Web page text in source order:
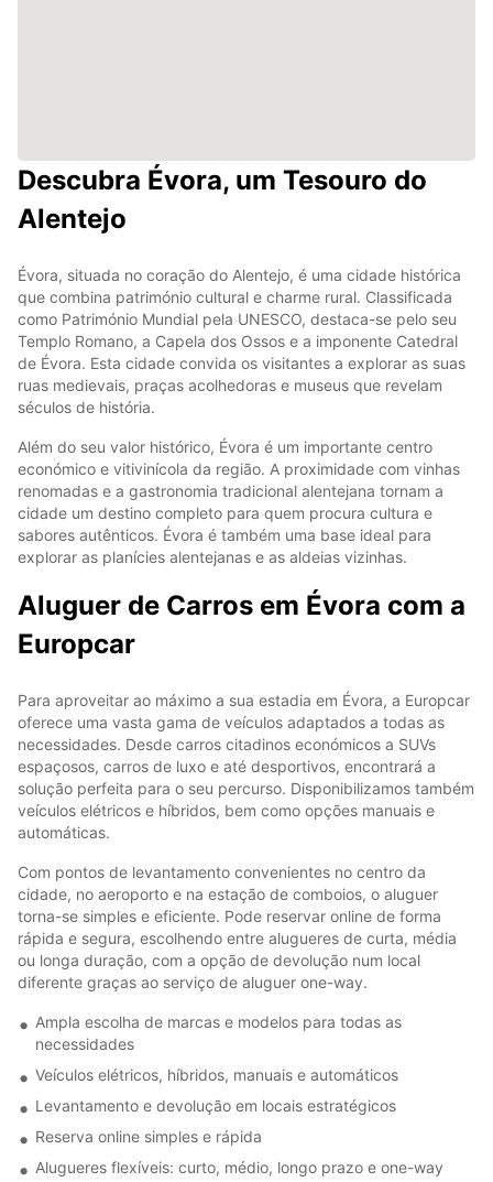
Descubra Évora, um Tesouro do
Alentejo
Évora, situada no coração do Alentejo, é uma cidade histórica
que combina património cultural e charme rural. Classificada
como Património Mundial pela UNESCO, destaca-se pelo seu
Templo Romano, a Capela dos Ossos e a imponente Catedral
de Évora. Esta cidade convida os visitantes a explorar as suas
ruas medievais, praças acolhedoras e museus que revelam
séculos de história.
Além do seu valor histórico, Évora é um importante centro
económico e vitivinícola da região. A proximidade com vinhas
renomadas e a gastronomia tradicional alentejana tornam a
cidade um destino completo para quem procura cultura e
sabores autênticos. Évora é também uma base ideal para
explorar as planícies alentejanas e as aldeias vizinhas.
Aluguer de Carros em Évora com a
Europcar
Para aproveitar ao máximo a sua estadia em Évora, a Europcar
oferece uma vasta gama de veículos adaptados a todas as
necessidades. Desde carros citadinos económicos a SUVs
espaçosos, carros de luxo e até desportivos, encontrará a
solução perfeita para o seu percurso. Disponibilizamos também
veículos elétricos e híbridos, bem como opções manuais e
automáticas.
Com pontos de levantamento convenientes no centro da
cidade, no aeroporto e na estação de comboios, o aluguer
torna-se simples e eficiente. Pode reservar online de forma
rápida e segura, escolhendo entre alugueres de curta, média
ou longa duração, com a opção de devolução num local
diferente graças ao serviço de aluguer one-way.
Ampla escolha de marcas e modelos para todas as
necessidades
Veículos elétricos, híbridos, manuais e automáticos
Levantamento e devolução em locais estratégicos
Reserva online simples e rápida
Alugueres flexíveis: curto, médio, longo prazo e one-way